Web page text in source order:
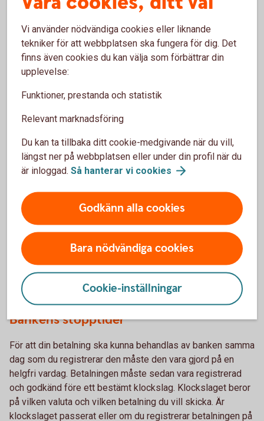
Integrerat med ditt affärssystem
Återrapportering via Internetbanken
Enkelt att hantera stora betalningsvolymer
kontaktperson för att ansöka om tjänsten
Så fungerar tjänsten
Råd och tips
Pris
Mer information
Bankens stopptider
För att din betalning ska kunna behandlas av banken samma
dag som du registrerar den måste den vara gjord på en
helgfri vardag. Betalningen måste sedan vara registrerad
och godkänd före ett bestämt klockslag. Klockslaget beror
på vilken valuta och vilken betalning du vill skicka. Är
klockslaget passerat eller om du registrerar betalningen på
Vi använder nödvändiga cookies eller liknande
tekniker för att webbplatsen ska fungera för dig. Det
finns även cookies du kan välja som förbättrar din
upplevelse:
Funktioner, prestanda och statistik
Relevant marknadsföring
Du kan ta tillbaka ditt cookie-medgivande när du vill,
längst ner på webbplatsen eller under din profil när du
är inloggad. Så hanterar vi cookies
Godkänn alla cookies
Bara nödvändiga cookies
Cookie-inställningar